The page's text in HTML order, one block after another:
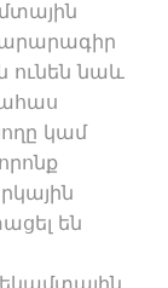
ունեն նաև
կամ
են